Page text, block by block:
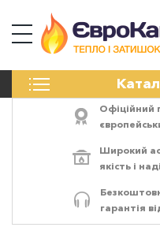
ПЕЧІ
ЕЛЕКТРОКАМІНИ
АКСЕСУАРИ
Офіційний
Широкий
якість і
гарантія